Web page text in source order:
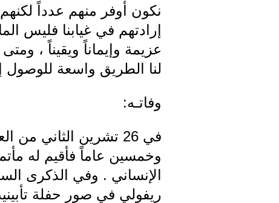
نكون أوفر منهم عدداً
إرادتهم في غيابنا فليس
عزيمة وإيماناً ويقيناً ،
لنا الطريق واسعة للوصول
وفاتـه:
وخمسين عاماً فأقيم له
ريفولي في صور حفلة